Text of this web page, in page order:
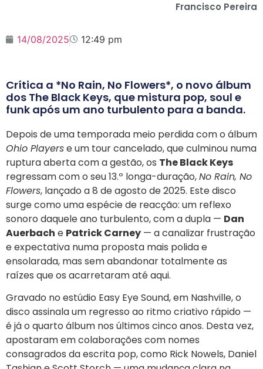
Francisco Pereira
14/08/2025 12:49 pm
Crítica a *No Rain, No Flowers*, o novo álbum
dos The Black Keys, que mistura pop, soul e
funk após um ano turbulento para a banda.
Depois de uma temporada meio perdida com o álbum
Ohio Playerse um tour cancelado, que culminou numa
ruptura aberta com a gestão, os The Black Keys
regressam com o seu 13.º longa-duração,No Rain, No
Flowers, lançado a 8 de agosto de 2025. Este disco
surge como uma espécie de reacção: um reflexo
sonoro daquele ano turbulento, com a dupla — Dan
Auerbach e Patrick Carney — a canalizar frustração
e expectativa numa proposta mais polida e
ensolarada, mas sem abandonar totalmente as
raízes que os acarretaram até aqui.
Gravado no estúdio Easy Eye Sound, em Nashville, o
disco assinala um regresso ao ritmo criativo rápido —
é já o quarto álbum nos últimos cinco anos. Desta vez,
apostaram em colaborações com nomes
consagrados da escrita pop, como Rick Nowels, Daniel